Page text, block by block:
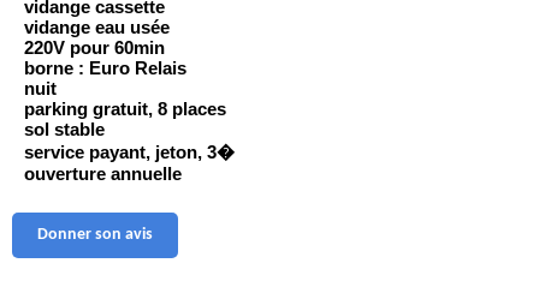
vidange cassette
vidange eau usée
220V pour 60min
borne : Euro Relais
nuit
parking gratuit, 8 places
sol stable
service payant, jeton, 3�
ouverture annuelle
Donner son avis